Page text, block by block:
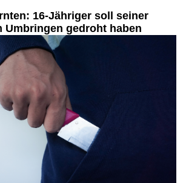
16-Jähriger soll seiner
Umbringen gedroht haben